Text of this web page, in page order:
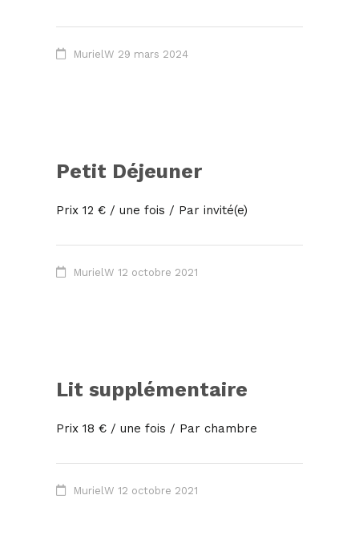
MurielW 29 mars 2024
Petit Déjeuner
Prix 12 € / une fois / Par invité(e)
MurielW 12 octobre 2021
Lit supplémentaire
Prix 18 € / une fois / Par chambre
MurielW 12 octobre 2021